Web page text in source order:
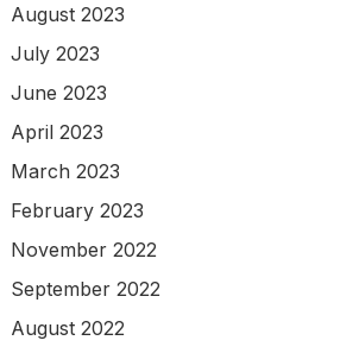
August 2023
July 2023
June 2023
April 2023
March 2023
February 2023
November 2022
September 2022
August 2022